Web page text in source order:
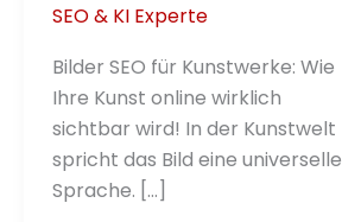
SEO & KI Experte
Bilder SEO für Kunstwerke: Wie
Ihre Kunst online wirklich
sichtbar wird! In der Kunstwelt
spricht das Bild eine universelle
Sprache. […]